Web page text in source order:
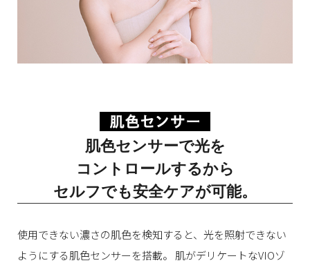
肌色センサーで光を
コントロールするから
セルフでも安全ケアが可能。
使用できない濃さの肌色を検知すると、光を照射できない
ようにする肌色センサーを搭載。
肌がデリケートなVIOゾ